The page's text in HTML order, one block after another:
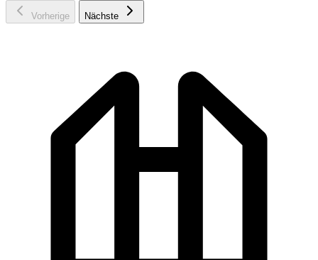
Vorherige Nächste